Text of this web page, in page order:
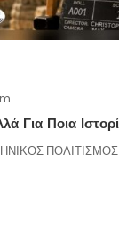
Για Ποια
ΠΟΛΙΤΙΣΜΟΣ